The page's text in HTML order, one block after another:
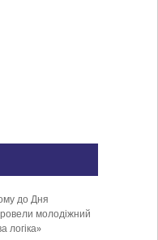
до Дня
молодіжний
логіка»